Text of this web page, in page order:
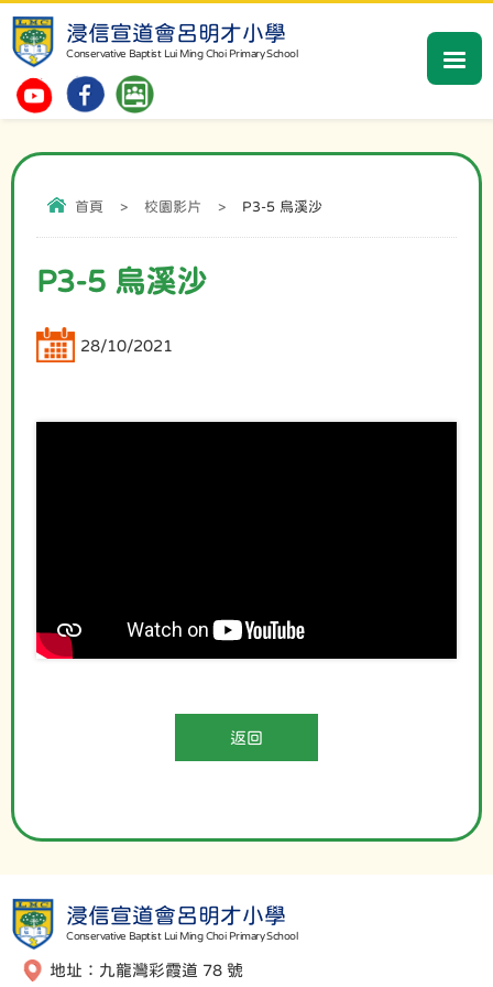
浸信宣道會呂明才小學
Conservative Baptist Lui Ming Choi Primary School
首頁 > 校園影片 > P3-5 烏溪沙
P3-5 烏溪沙
28/10/2021
返回
浸信宣道會呂明才小學
Conservative Baptist Lui Ming Choi Primary School
地址：九龍灣彩霞道 78 號